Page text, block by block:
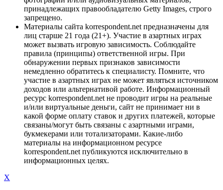
принадлежащих правообладателю Getty Images, строго
запрещено.
Материалы сайта korrespondent.net предназначены для
лиц старше 21 года (21+). Участие в азартных играх
может вызвать игровую зависимость. Соблюдайте
правила (принципы) ответственной игры. При
обнаружении первых признаков зависимости
немедленно обратитесь к специалисту. Помните, что
участие в азартных играх не может являться источником
доходов или альтернативой работе. Информационный
ресурс korrespondent.net не проводит игры на реальные
и/или виртуальные деньги, сайт не принимает ни в
какой форме оплату ставок и других платежей, которые
связаны/могут быть связаны с азартными играми,
букмекерами или тотализаторами. Какие-либо
материалы на информационном ресурсе
korrespondent.net публикуются исключительно в
информационных целях.
X